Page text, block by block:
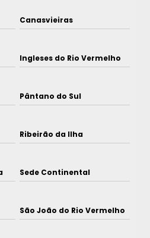
Canasvieiras
Ingleses do Rio Vermelho
Pântano do Sul
Ribeirão da Ilha
Sede Continental
São João do Rio Vermelho